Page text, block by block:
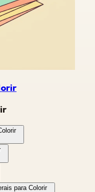
para Colorir